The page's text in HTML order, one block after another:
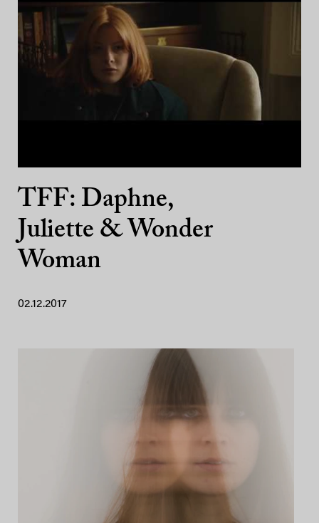
TFF: Daphne,
Juliette & Wonder
Woman
02.12.2017